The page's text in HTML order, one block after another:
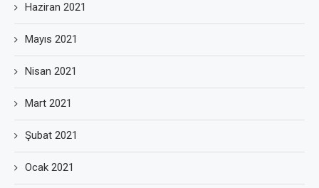
Haziran 2021
Mayıs 2021
Nisan 2021
Mart 2021
Şubat 2021
Ocak 2021